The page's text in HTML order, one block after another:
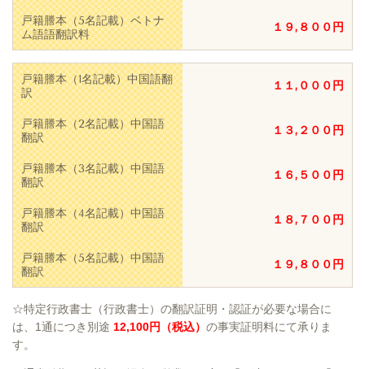
戸籍謄本（5名記載）ベトナ
ム語語翻訳料
１９,８００円
戸籍謄本（1名記載）中国語翻
訳
１１,０００円
戸籍謄本（2名記載）中国語
翻訳
１３,２００円
戸籍謄本（3名記載）中国語
翻訳
１６,５００円
戸籍謄本（4名記載）中国語
翻訳
１８,７００円
戸籍謄本（5名記載）中国語
翻訳
１９,８００円
☆特定行政書士（行政書士）の翻訳証明・認証が必要な場合に
は、1通につき別途 12,100円（税込） の事実証明料にて承りま
す。